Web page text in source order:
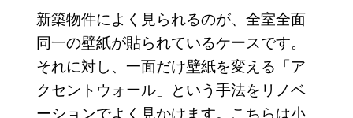
新築物件によく見られるのが、全室全面
同一の壁紙が貼られているケースです。
それに対し、一面だけ壁紙を変える「ア
クセントウォール」という手法をリノベ
ーションでよく見かけます。こちらは小